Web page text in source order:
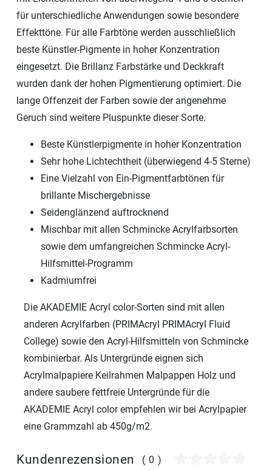
für unterschiedliche Anwendungen sowie besondere
Effekttöne. Für alle Farbtöne werden ausschließlich
beste Künstler-Pigmente in hoher Konzentration
eingesetzt. Die Brillanz Farbstärke und Deckkraft
wurden dank der hohen Pigmentierung optimiert. Die
lange Offenzeit der Farben sowie der angenehme
Geruch sind weitere Pluspunkte dieser Sorte.
Beste Künstlerpigmente in hoher Konzentration
Sehr hohe Lichtechtheit (überwiegend 4-5 Sterne)
Eine Vielzahl von Ein-Pigmentfarbtönen für
brillante Mischergebnisse
Seidenglänzend auftrocknend
Mischbar mit allen Schmincke Acrylfarbsorten
sowie dem umfangreichen Schmincke Acryl-
Hilfsmittel-Programm
Kadmiumfrei
Die AKADEMIE Acryl color-Sorten sind mit allen
anderen Acrylfarben (PRIMAcryl PRIMAcryl Fluid
College) sowie den Acryl-Hilfsmitteln von Schmincke
kombinierbar. Als Untergründe eignen sich
Acrylmalpapiere Keilrahmen Malpappen Holz und
andere saubere fettfreie Untergründe für die
AKADEMIE Acryl color empfehlen wir bei Acrylpapier
eine Grammzahl ab 450g/m2.
Kundenrezensionen (0)